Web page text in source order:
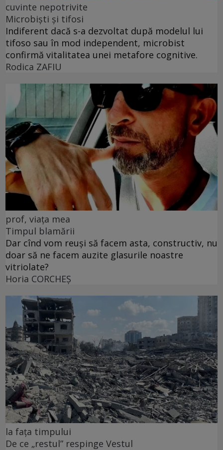
cuvinte nepotrivite
Microbiști și tifosi
Indiferent dacă s-a dezvoltat după modelul lui
tifoso sau în mod independent, microbist
confirmă vitalitatea unei metafore cognitive.
Rodica ZAFIU
prof, viața mea
Timpul blamării
Dar cînd vom reuși să facem asta, constructiv, nu
doar să ne facem auzite glasurile noastre
vitriolate?
Horia CORCHEŞ
la fața timpului
De ce „restul” respinge Vestul